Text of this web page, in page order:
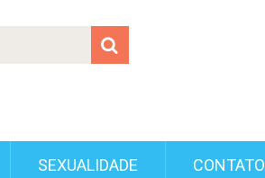
SEXUALIDADE CONTATO